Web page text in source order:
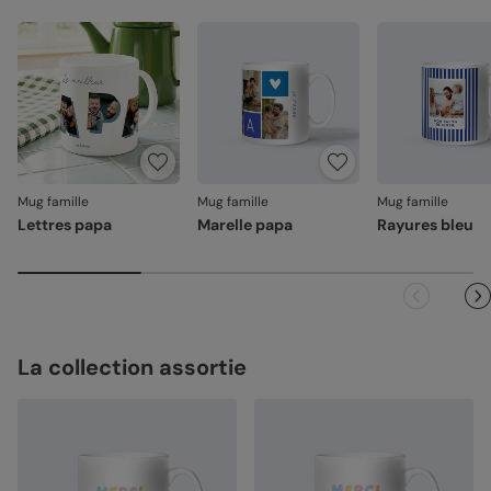
s'efface pas.
Emballage renforcé
emballage adapté, pour un résultat intact à l'ouverture.
Votre satisfaction, notre priorité
Si vous constatez le moindre souci lié à l'impression ou à
l’acheminement, contactez-nous dans les 30 jours. Nous
nous occupons de tout et relançons une impression si
En revanche, si le point concerne la personnalisation que
Mug famille
Lettres papa
Mug famille
Marelle papa
Mug famille
Rayures bleu
La collection assortie